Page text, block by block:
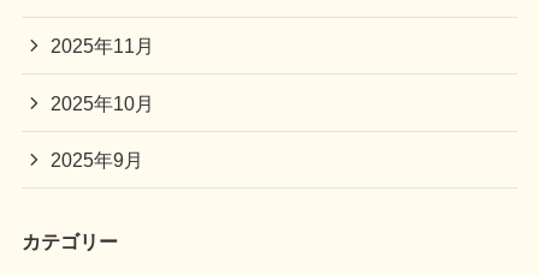
2025年11月
2025年10月
2025年9月
カテゴリー